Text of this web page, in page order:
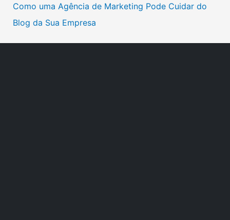
Como uma Agência de Marketing Pode Cuidar do
Blog da Sua Empresa